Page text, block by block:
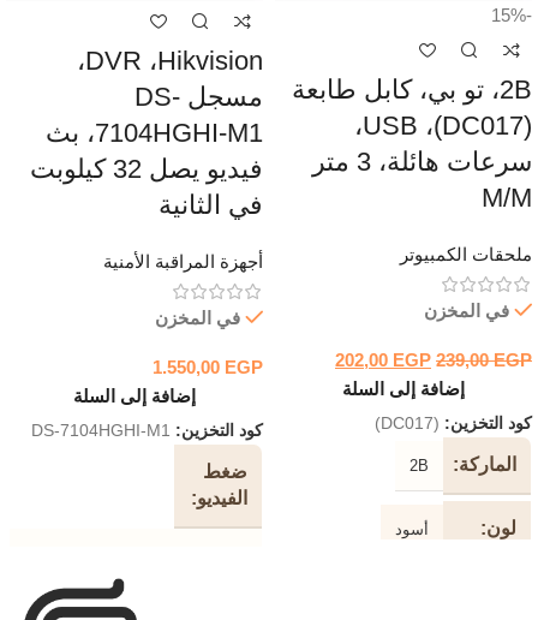
-15%
2B، تو بي، كابل طابعة
(DC017)، USB،
سرعات هائلة، 3 متر
M/M
ملحقات الكمبيوتر
في المخزن
239,00EGP
202,00 EGP
إضافة إلى السلة
كود التخزين: (DC017)
الماركة 2B
لون أسود
DVR ،Hikvision،
مسجل DS-
7104HGHI-M1، بث
فيديو يصل 32 كيلوبت
في الثانية
أجهزة المراقبة الأمنية
في المخزن
1.550,00 EGP
إضافة إلى السلة
كود التخزين: DS-7104HGHI-M1
ضغط
الفيديو